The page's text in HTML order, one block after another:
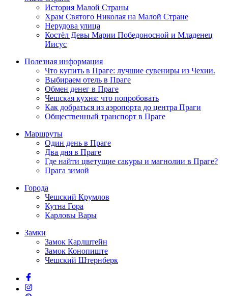
История Малой Страны
Храм Святого Николая на Малой Стране
Нерудова улица
Костёл Девы Марии Победоносной и Младенец
Иисус
Полезная информация
Что купить в Праге: лучшие сувениры из Чехии.
Выбираем отель в Праге
Обмен денег в Праге
Чешская кухня: что попробовать
Как добраться из аэропорта до центра Праги
Общественный транспорт в Праге
Маршруты
Один день в Праге
Два дня в Праге
Где найти цветущие сакуры и магнолии в Праге?
Прага зимой
Города
Чешский Крумлов
Кутна Гора
Карловы Вары
Замки
Замок Карлштейн
Замок Конопиште
Чешский Штернберк